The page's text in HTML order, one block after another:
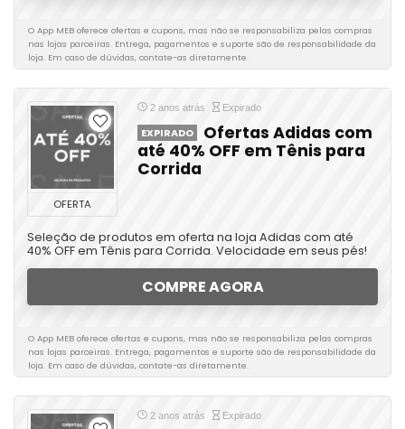
O App MEB oferece ofertas e cupons, mas não se responsabiliza pelas compras
nas lojas parceiras. Entrega, pagamentos e suporte são de responsabilidade da
loja. Em caso de dúvidas, contate-as diretamente.
OFERTA
2 anos atrás Expirado
EXPIRADO
Ofertas Adidas com
até 40% OFF em Tênis para
Corrida
Seleção de produtos em oferta na loja Adidas com até
40% OFF em Tênis para Corrida. Velocidade em seus pés!
COMPRE AGORA
O App MEB oferece ofertas e cupons, mas não se responsabiliza pelas compras
nas lojas parceiras. Entrega, pagamentos e suporte são de responsabilidade da
loja. Em caso de dúvidas, contate-as diretamente.
2 anos atrás Expirado